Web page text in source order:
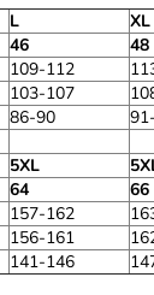
L XL
46 48
109-112
103-107
86-90
5XL
64 66
157-162
156-161
141-146